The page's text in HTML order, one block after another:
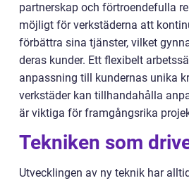
partnerskap och förtroendefulla
möjligt för verkstäderna att
förbättra sina tjänster, vilket
deras kunder. Ett flexibelt
anpassning till kundernas unika
verkstäder kan tillhandahålla
är viktiga för framgångsrika
Tekniken som
Utvecklingen av ny teknik har